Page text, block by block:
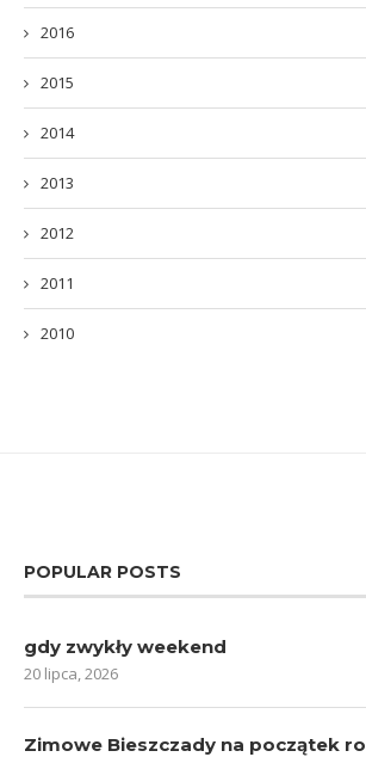
2016
2015
2014
2013
2012
2011
2010
POPULAR POSTS
gdy zwykły weekend
20 lipca, 2026
Zimowe Bieszczady na początek